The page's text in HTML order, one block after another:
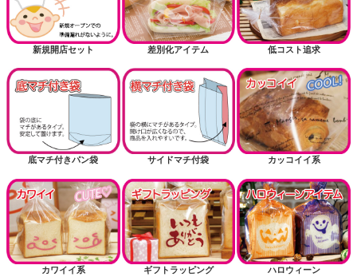
新規開店セット 差別化アイテム 低コスト追求
底マチ付きパン袋 サイドマチ付袋 カッコイイ系
カワイイ系 ギフトラッピング ハロウィーン